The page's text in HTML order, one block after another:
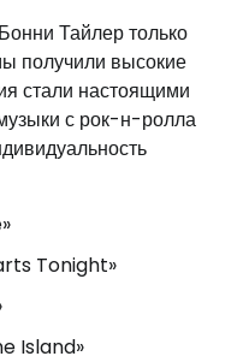
Тайлер только
получили высокие
стали настоящими
с рок-н-ролла
Tonight»
Island»